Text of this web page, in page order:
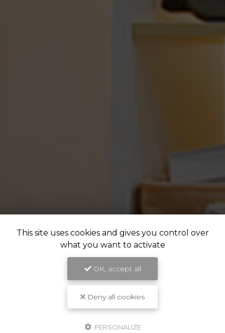
This site uses cookies and gives you control over
what you want to activate
OK, accept all
Deny all cookies
PERSONALIZE